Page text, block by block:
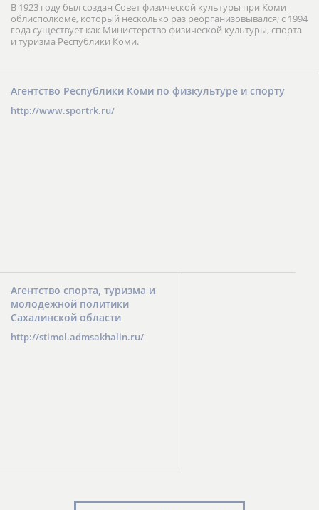
В 1923 году был создан Совет физической культуры при Коми
облисполкоме, который несколько раз реорганизовывался; с 1994
года существует как Министерство физической культуры, спорта
и туризма Республики Коми.
Агентство Республики Коми по физкультуре и спорту
http://www.sportrk.ru/
Агентство спорта, туризма и
молодежной политики
Сахалинской области
http://stimol.admsakhalin.ru/